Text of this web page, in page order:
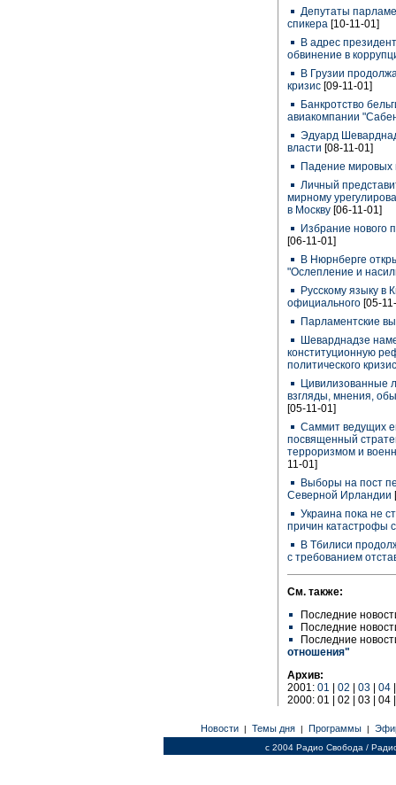
Депутаты
спикера [10-11-01]
В адрес
обвинение в
В Грузии
кризис [09-11-01]
Банкротство
авиакомпании
Эдуард
власти [08-11-01]
Падение
Личный
мирному
в Москву [06-11-01]
Избрание нового
[06-11-01]
В Нюрнберге
"Ослепление и
Русскому языку в
официального [05-
Парламентские
Шеварднадзе
конституционную
политического
Цивилизованные
взгляды, мнения,
[05-11-01]
Cаммит ведущих
посвященный
терроризмом и
11-01]
Выборы на пост
Северной Ирландии
Украина пока не
причин катастрофы
В Тбилиси
с требованием
См. также:
Последние
Последние
Последние
отношения"
Архив:
2001: 01 02 03 04
2000: 01 | 02 | 03 | 04
Новости | Темы дня | Программы |
c 2004 Радио Свобода /